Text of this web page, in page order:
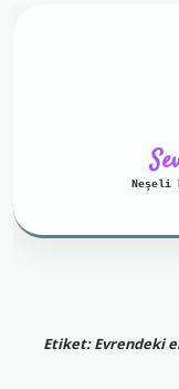
Neşeli
Etiket:Evrendeki